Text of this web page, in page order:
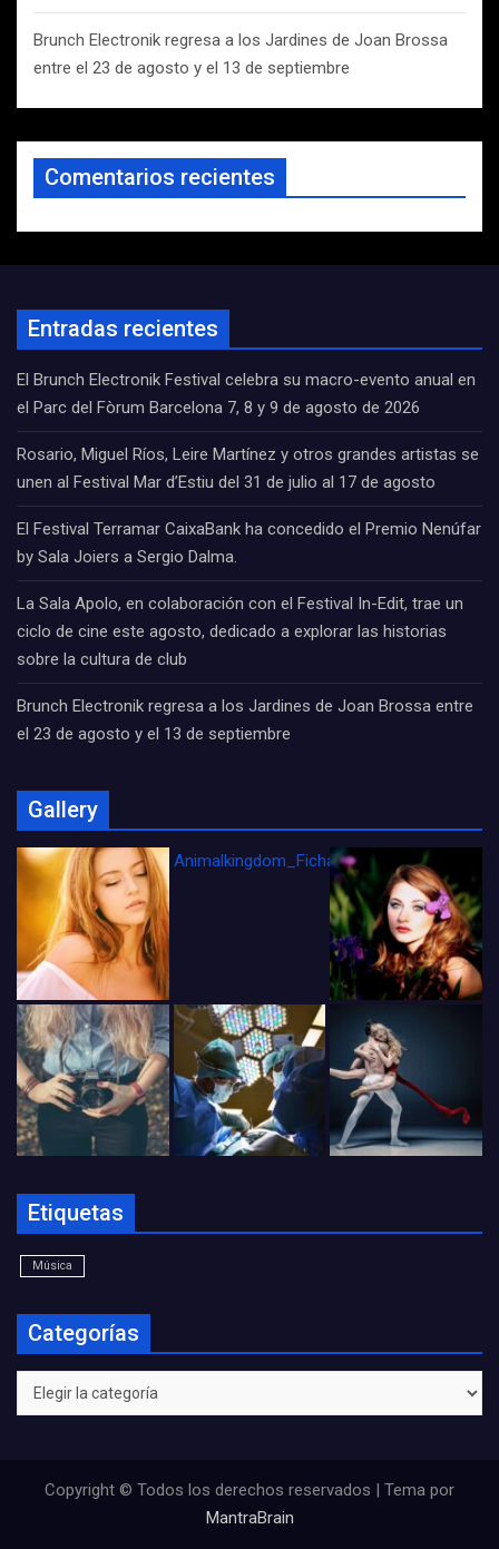
Brunch Electronik regresa a los Jardines de Joan Brossa
entre el 23 de agosto y el 13 de septiembre
Comentarios recientes
Entradas recientes
El Brunch Electronik Festival celebra su macro-evento anual en
el Parc del Fòrum Barcelona 7, 8 y 9 de agosto de 2026
Rosario, Miguel Ríos, Leire Martínez y otros grandes artistas se
unen al Festival Mar d’Estiu del 31 de julio al 17 de agosto
El Festival Terramar CaixaBank ha concedido el Premio Nenúfar
by Sala Joiers a Sergio Dalma.
La Sala Apolo, en colaboración con el Festival In-Edit, trae un
ciclo de cine este agosto, dedicado a explorar las historias
sobre la cultura de club
Brunch Electronik regresa a los Jardines de Joan Brossa entre
el 23 de agosto y el 13 de septiembre
Gallery
Animalkingdom_FichaCine
Etiquetas
Música
Categorías
Categorías
Copyright © Todos los derechos reservados | Tema por
MantraBrain